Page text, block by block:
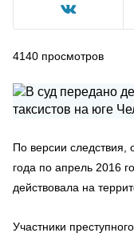
4140 просмотров
По версии
года по апрель 2016
действовала на
Участники